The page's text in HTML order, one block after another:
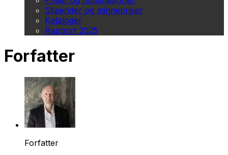
Stipender og minnepriser
Kataloger
Rapport 2025
Forfatter
Forfatter